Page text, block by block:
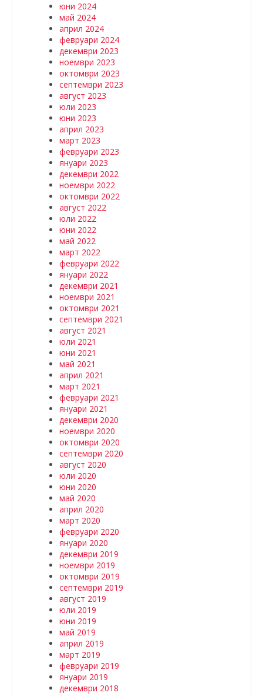
юни 2024
май 2024
април 2024
февруари 2024
декември 2023
ноември 2023
октомври 2023
септември 2023
август 2023
юли 2023
юни 2023
април 2023
март 2023
февруари 2023
януари 2023
декември 2022
ноември 2022
октомври 2022
август 2022
юли 2022
юни 2022
май 2022
март 2022
февруари 2022
януари 2022
декември 2021
ноември 2021
октомври 2021
септември 2021
август 2021
юли 2021
юни 2021
май 2021
април 2021
март 2021
февруари 2021
януари 2021
декември 2020
ноември 2020
октомври 2020
септември 2020
август 2020
юли 2020
юни 2020
май 2020
април 2020
март 2020
февруари 2020
януари 2020
декември 2019
ноември 2019
октомври 2019
септември 2019
август 2019
юли 2019
юни 2019
май 2019
април 2019
март 2019
февруари 2019
януари 2019
декември 2018